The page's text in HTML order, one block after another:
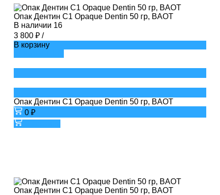
Опак Дентин C1 Opaque Dentin 50 гр, BAOT
В наличии 16
3 800 ₽ /
В корзину
Опак Дентин C1 Opaque Dentin 50 гр, BAOT
0 ₽
Опак Дентин C1 Opaque Dentin 50 гр, BAOT